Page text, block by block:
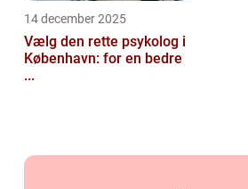
14 december 2025
Vælg den rette psykolog i
København: for en bedre
...